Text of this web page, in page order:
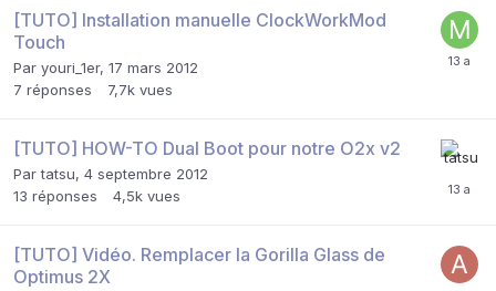
[TUTO] Installation manuelle ClockWorkMod
Touch
Par youri_1er, 17 mars 2012
7 réponses 7,7k vues
[TUTO] HOW-TO Dual Boot pour notre O2x v2
Partatsu, 4 septembre 2012
13 réponses 4,5k vues
[TUTO] Vidéo. Remplacer la Gorilla Glass de
Optimus 2X